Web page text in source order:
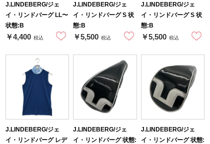
J.LINDEBERG/ジェ
イ・リンドバーグ LL〜
状態:B
￥4,400 税込
J.LINDEBERG/ジェ
イ・リンドバーグ S 状
態:B
￥5,500 税込
J.LINDEBERG/ジェ
イ・リンドバーグ S 状
態:B
￥5,500 税込
J.LINDEBERG/ジェ
イ・リンドバーグ レデ
J.LINDEBERG/ジェ
イ・リンドバーグ 状態:
J.LINDEBERG/ジェ
イ・リンドバーグ 状態: